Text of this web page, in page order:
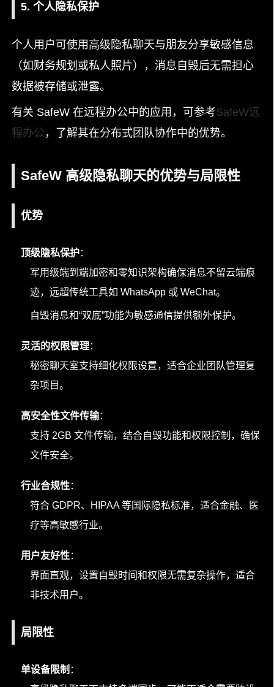
5. 个人隐私保护
个人用户可使用高级隐私聊天与朋友分享敏感信息
（如财务规划或私人照片），消息自毁后无需担心
数据被存储或泄露。
有关 SafeW 在远程办公中的应用，可参考SafeW远
程办公 ，了解其在分布式团队协作中的优势。
SafeW 高级隐私聊天的优势与局限性
优势
顶级隐私保护：
军用级端到端加密和零知识架构确保消息不留云端痕
迹，远超传统工具如 WhatsApp 或 WeChat。
自毁消息和“双底”功能为敏感通信提供额外保护。
灵活的权限管理：
秘密聊天室支持细化权限设置，适合企业团队管理复
杂项目。
高安全性文件传输：
支持 2GB 文件传输，结合自毁功能和权限控制，确保
文件安全。
行业合规性：
符合 GDPR、HIPAA 等国际隐私标准，适合金融、医
疗等高敏感行业。
用户友好性：
界面直观，设置自毁时间和权限无需复杂操作，适合
非技术用户。
局限性
单设备限制 ：